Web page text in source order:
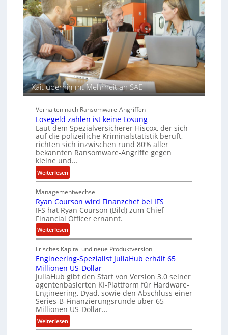
e
n
a
u
f
d
e
r
S
p
u
r
h
A
g
e
n
c
y
a
r
e
i
t
e
n
z
u
s
m
m
e
n
Xait übernimmt Mehrheit an SAE
Verhalten nach Ransomware-Angriffen
Lösegeld zahlen ist keine Lösung
Laut dem Spezialversicherer Hiscox, der sich
auf die polizeiliche Kriminalstatistik beruft,
richten sich inzwischen rund 80% aller
bekannten Ransomware-Angriffe gegen
kleine und…
Weiterlesen:
L
ö
s
e
g
e
l
d
z
a
h
l
e
n
i
s
Managementwechsel
Ryan Courson wird Finanzchef bei IFS
IFS hat Ryan Courson (Bild) zum Chief
Financial Officer ernannt.
Weiterlesen:
R
y
a
n
C
o
u
s
o
Frisches Kapital und neue Produktversion
Engineering-Spezialist JuliaHub erhält 65
Millionen US-Dollar
JuliaHub gibt den Start von Version 3.0 seiner
agentenbasierten KI-Plattform für Hardware-
Engineering, Dyad, sowie den Abschluss einer
Series-B-Finanzierungsrunde über 65
Millionen US-Dollar…
Weiterlesen:
E